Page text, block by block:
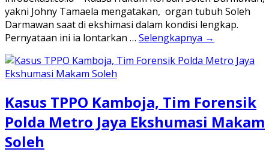
yakni Johny Tamaela mengatakan, organ tubuh Soleh
Darmawan saat di ekshimasi dalam kondisi lengkap.
Pernyataan ini ia lontarkan … Selengkapnya →
Kasus TPPO Kamboja, Tim Forensik
Polda Metro Jaya Ekshumasi Makam
Soleh